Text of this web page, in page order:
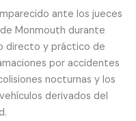
ante los jueces
Monmouth durante
directo y práctico de
por accidentes
nocturnas y los
derivados del